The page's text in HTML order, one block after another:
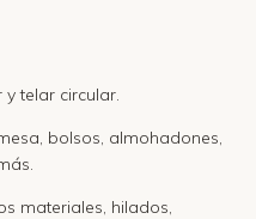
telar circular.
bolsos, almohadones,
materiales, hilados,